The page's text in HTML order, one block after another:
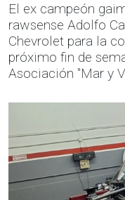
El ex campeón
rawsense Adolfo
Chevrolet para la
próximo fin de
Asociación "Mar y